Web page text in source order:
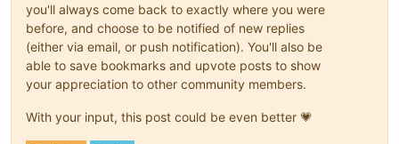
you'll always come back to exactly where you were
before, and choose to be notified of new replies
(either via email, or push notification). You'll also be
able to save bookmarks and upvote posts to show
your appreciation to other community members.
With your input, this post could be even better 💗